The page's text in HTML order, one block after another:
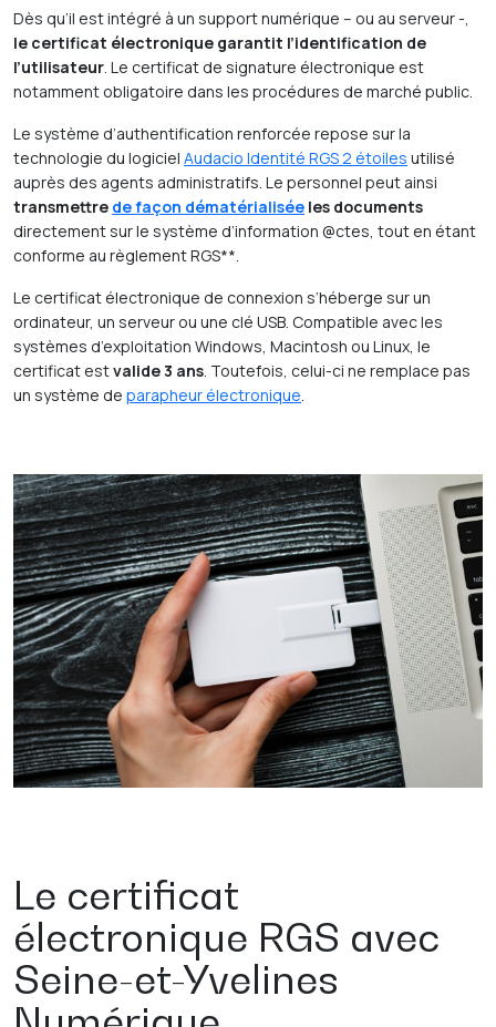
Dès qu’il est intégré à un support numérique – ou au serveur -,
le certificat électronique garantit l’identification de
l’utilisateur. Le certificat de signature électronique est
notamment obligatoire dans les procédures de marché public.
Le système d’authentification renforcée repose sur la
technologie du logiciel Audacio Identité RGS 2 étoiles utilisé
auprès des agents administratifs. Le personnel peut ainsi
transmettre de façon dématérialisée les documents
directement sur le système d’information @ctes, tout en étant
conforme au règlement RGS**.
Le certificat électronique de connexion s’héberge sur un
ordinateur, un serveur ou une clé USB. Compatible avec les
systèmes d’exploitation Windows, Macintosh ou Linux, le
certificat estvalide 3 ans. Toutefois, celui-ci ne remplace pas
un système de parapheur électronique.
Le certificat
électronique RGS avec
Seine-et-Yvelines